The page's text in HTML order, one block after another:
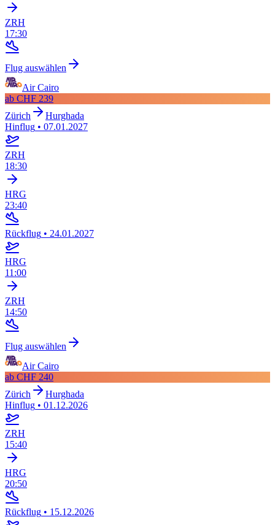
ZRH
17:30
Flug auswählen
Air Cairo
ab CHF 239
Zürich
Hurghada
Hinflug • 07.01.2027
ZRH
18:30
HRG
23:40
Rückflug • 24.01.2027
HRG
11:00
ZRH
14:50
Flug auswählen
Air Cairo
ab CHF 240
Zürich
Hurghada
Hinflug • 01.12.2026
ZRH
15:40
HRG
20:50
Rückflug • 15.12.2026